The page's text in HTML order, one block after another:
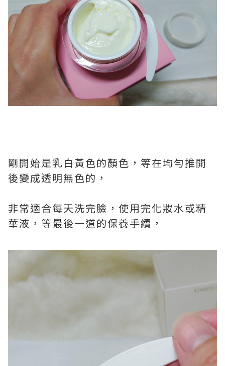
剛開始是乳白黃色的顏色，等在均勻推開
後變成透明無色的，
非常適合每天洗完臉，使用完化妝水或精
華液，等最後一道的保養手續，